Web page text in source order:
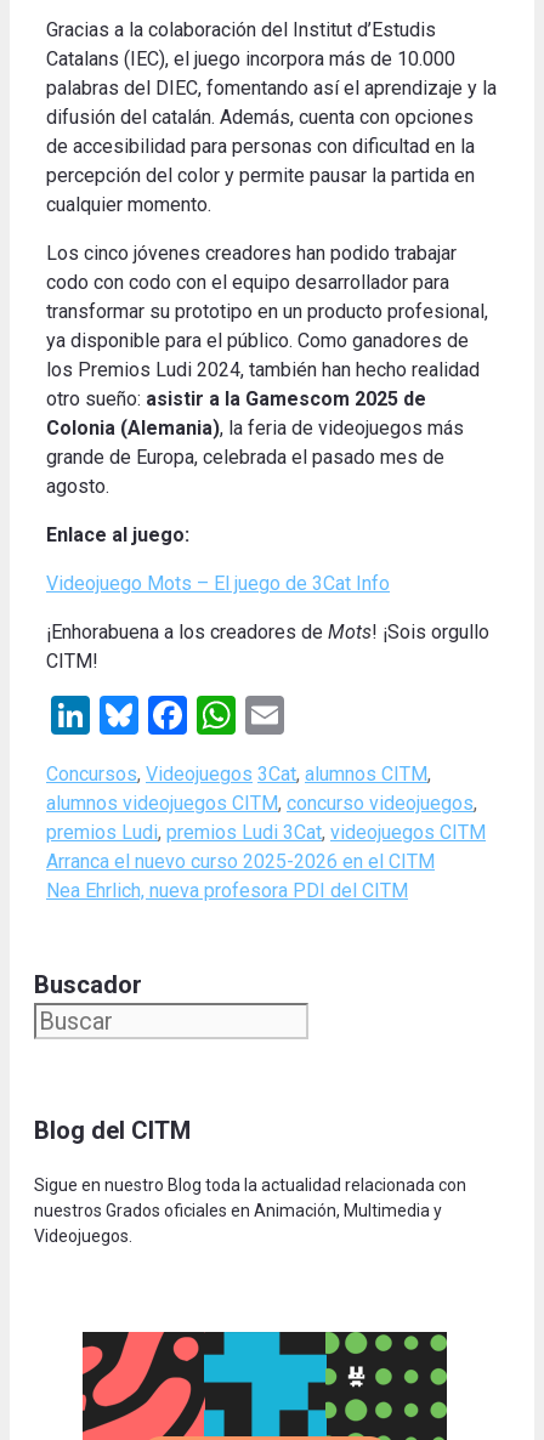
Gracias a la colaboración del Institut d’Estudis
Catalans (IEC), el juego incorpora más de 10.000
palabras del DIEC, fomentando así el aprendizaje y la
difusión del catalán. Además, cuenta con opciones
de accesibilidad para personas con dificultad en la
percepción del color y permite pausar la partida en
cualquier momento.
Los cinco jóvenes creadores han podido trabajar
codo con codo con el equipo desarrollador para
transformar su prototipo en un producto profesional,
ya disponible para el público. Como ganadores de
los Premios Ludi 2024, también han hecho realidad
otro sueño: asistir a la Gamescom 2025 de
Colonia (Alemania), la feria de videojuegos más
grande de Europa, celebrada el pasado mes de
agosto.
Enlace al juego:
Videojuego Mots – El juego de 3Cat Info
¡Enhorabuena a los creadores de Mots! ¡Sois orgullo
CITM!
LinkedIn
Bluesky
Facebook
WhatsApp
Categories
Concursos, Videojuegos Tags
3Cat, alumnos CITM,
alumnos videojuegos CITM, concurso videojuegos,
premios Ludi, premios Ludi 3Cat, videojuegos CITM
Arranca el nuevo curso 2025-2026 en el CITM
Nea Ehrlich, nueva profesora PDI del CITM
Buscador
Blog del CITM
Sigue en nuestro Blog toda la actualidad relacionada con
nuestros Grados oficiales en Animación, Multimedia y
Videojuegos.